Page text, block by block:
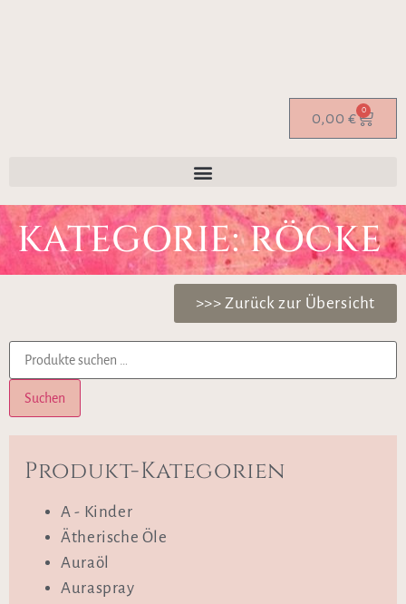
0,00 € 0
KATEGORIE: RÖCKE
>>> Zurück zur Übersicht
Suchen
Produkt-Kategorien
A - Kinder
Ätherische Öle
Auraöl
Auraspray